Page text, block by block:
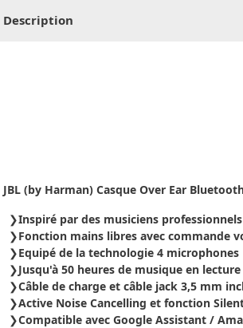
Description
JBL (by Harman) Casque Over Ear
Inspiré par des musiciens professionnels
Fonction mains libres avec commande
Equipé de la technologie 4 microphones
Jusqu'à 50 heures de musique en lecture
Câble de charge et câble jack 3,5 mm
Active Noise Cancelling et fonction
Compatible avec Google Assistant /